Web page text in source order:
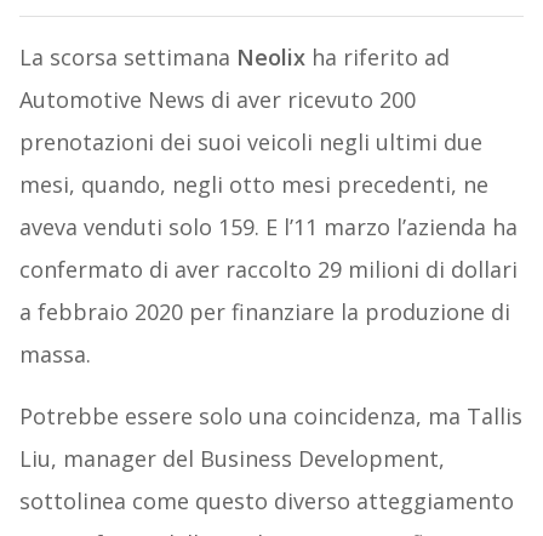
La scorsa settimana Neolixha riferito ad
Automotive News di aver ricevuto 200
prenotazioni dei suoi veicoli negli ultimi due
mesi, quando, negli otto mesi precedenti, ne
aveva venduti solo 159. E l’11 marzo l’azienda ha
confermato di aver raccolto 29 milioni di dollari
a febbraio 2020 per finanziare la produzione di
massa.
Potrebbe essere solo una coincidenza, ma Tallis
Liu, manager del Business Development,
sottolinea come questo diverso atteggiamento